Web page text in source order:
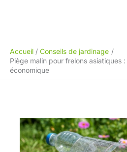
Accueil
Conseils de jardinage
Piège malin pour frelons asiatiques
économique